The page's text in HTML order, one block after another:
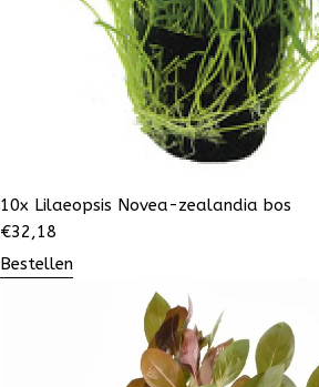
10x Lilaeopsis Novea-zealandia bos
€32,18
Bestellen